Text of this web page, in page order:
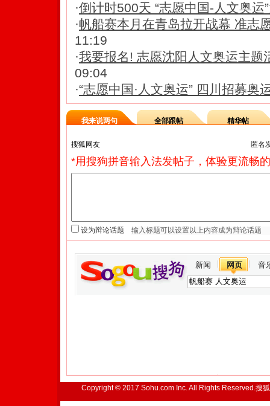
·倒计时500天 “志愿中国-人文奥运
·帆船赛本月在青岛拉开战幕 准志
11:19
·我要报名! 志愿沈阳人文奥运主题
09:04
·“志愿中国·人文奥运” 四川招募奥
我来说两句 全部跟帖 精华帖
匿名
*用搜狗拼音输入法发帖子，体验更流畅
设为辩论话题
新闻 网页 音
Copyright © 2017 Sohu.com Inc. All Rights Reserved.搜